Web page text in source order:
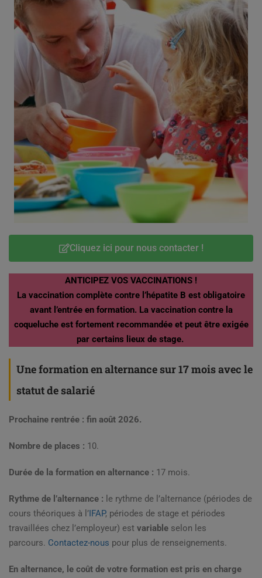
Cliquez ici pour nous contacter !
ANTICIPEZ VOS VACCINATIONS !
La vaccination complète contre l’hépatite B est obligatoire
avant l’entrée en formation. La vaccination contre la
coqueluche est fortement recommandée et peut être exigée
par certains lieux de stage.
Une formation en alternance sur 17 mois avec le
statut de salarié
Prochaine rentrée : fin août 2026.
Nombre de places : 10.
Durée de la formation en alternance : 17 mois.
Rythme de l’alternance : le rythme de l’alternance (périodes de
cours théoriques à l’IFAP, périodes de stage et périodes
travaillées chez l’employeur) est variable selon les
parcours. Contactez-nous pour plus de renseignements.
En alternance, le coût de votre formation est pris en charge